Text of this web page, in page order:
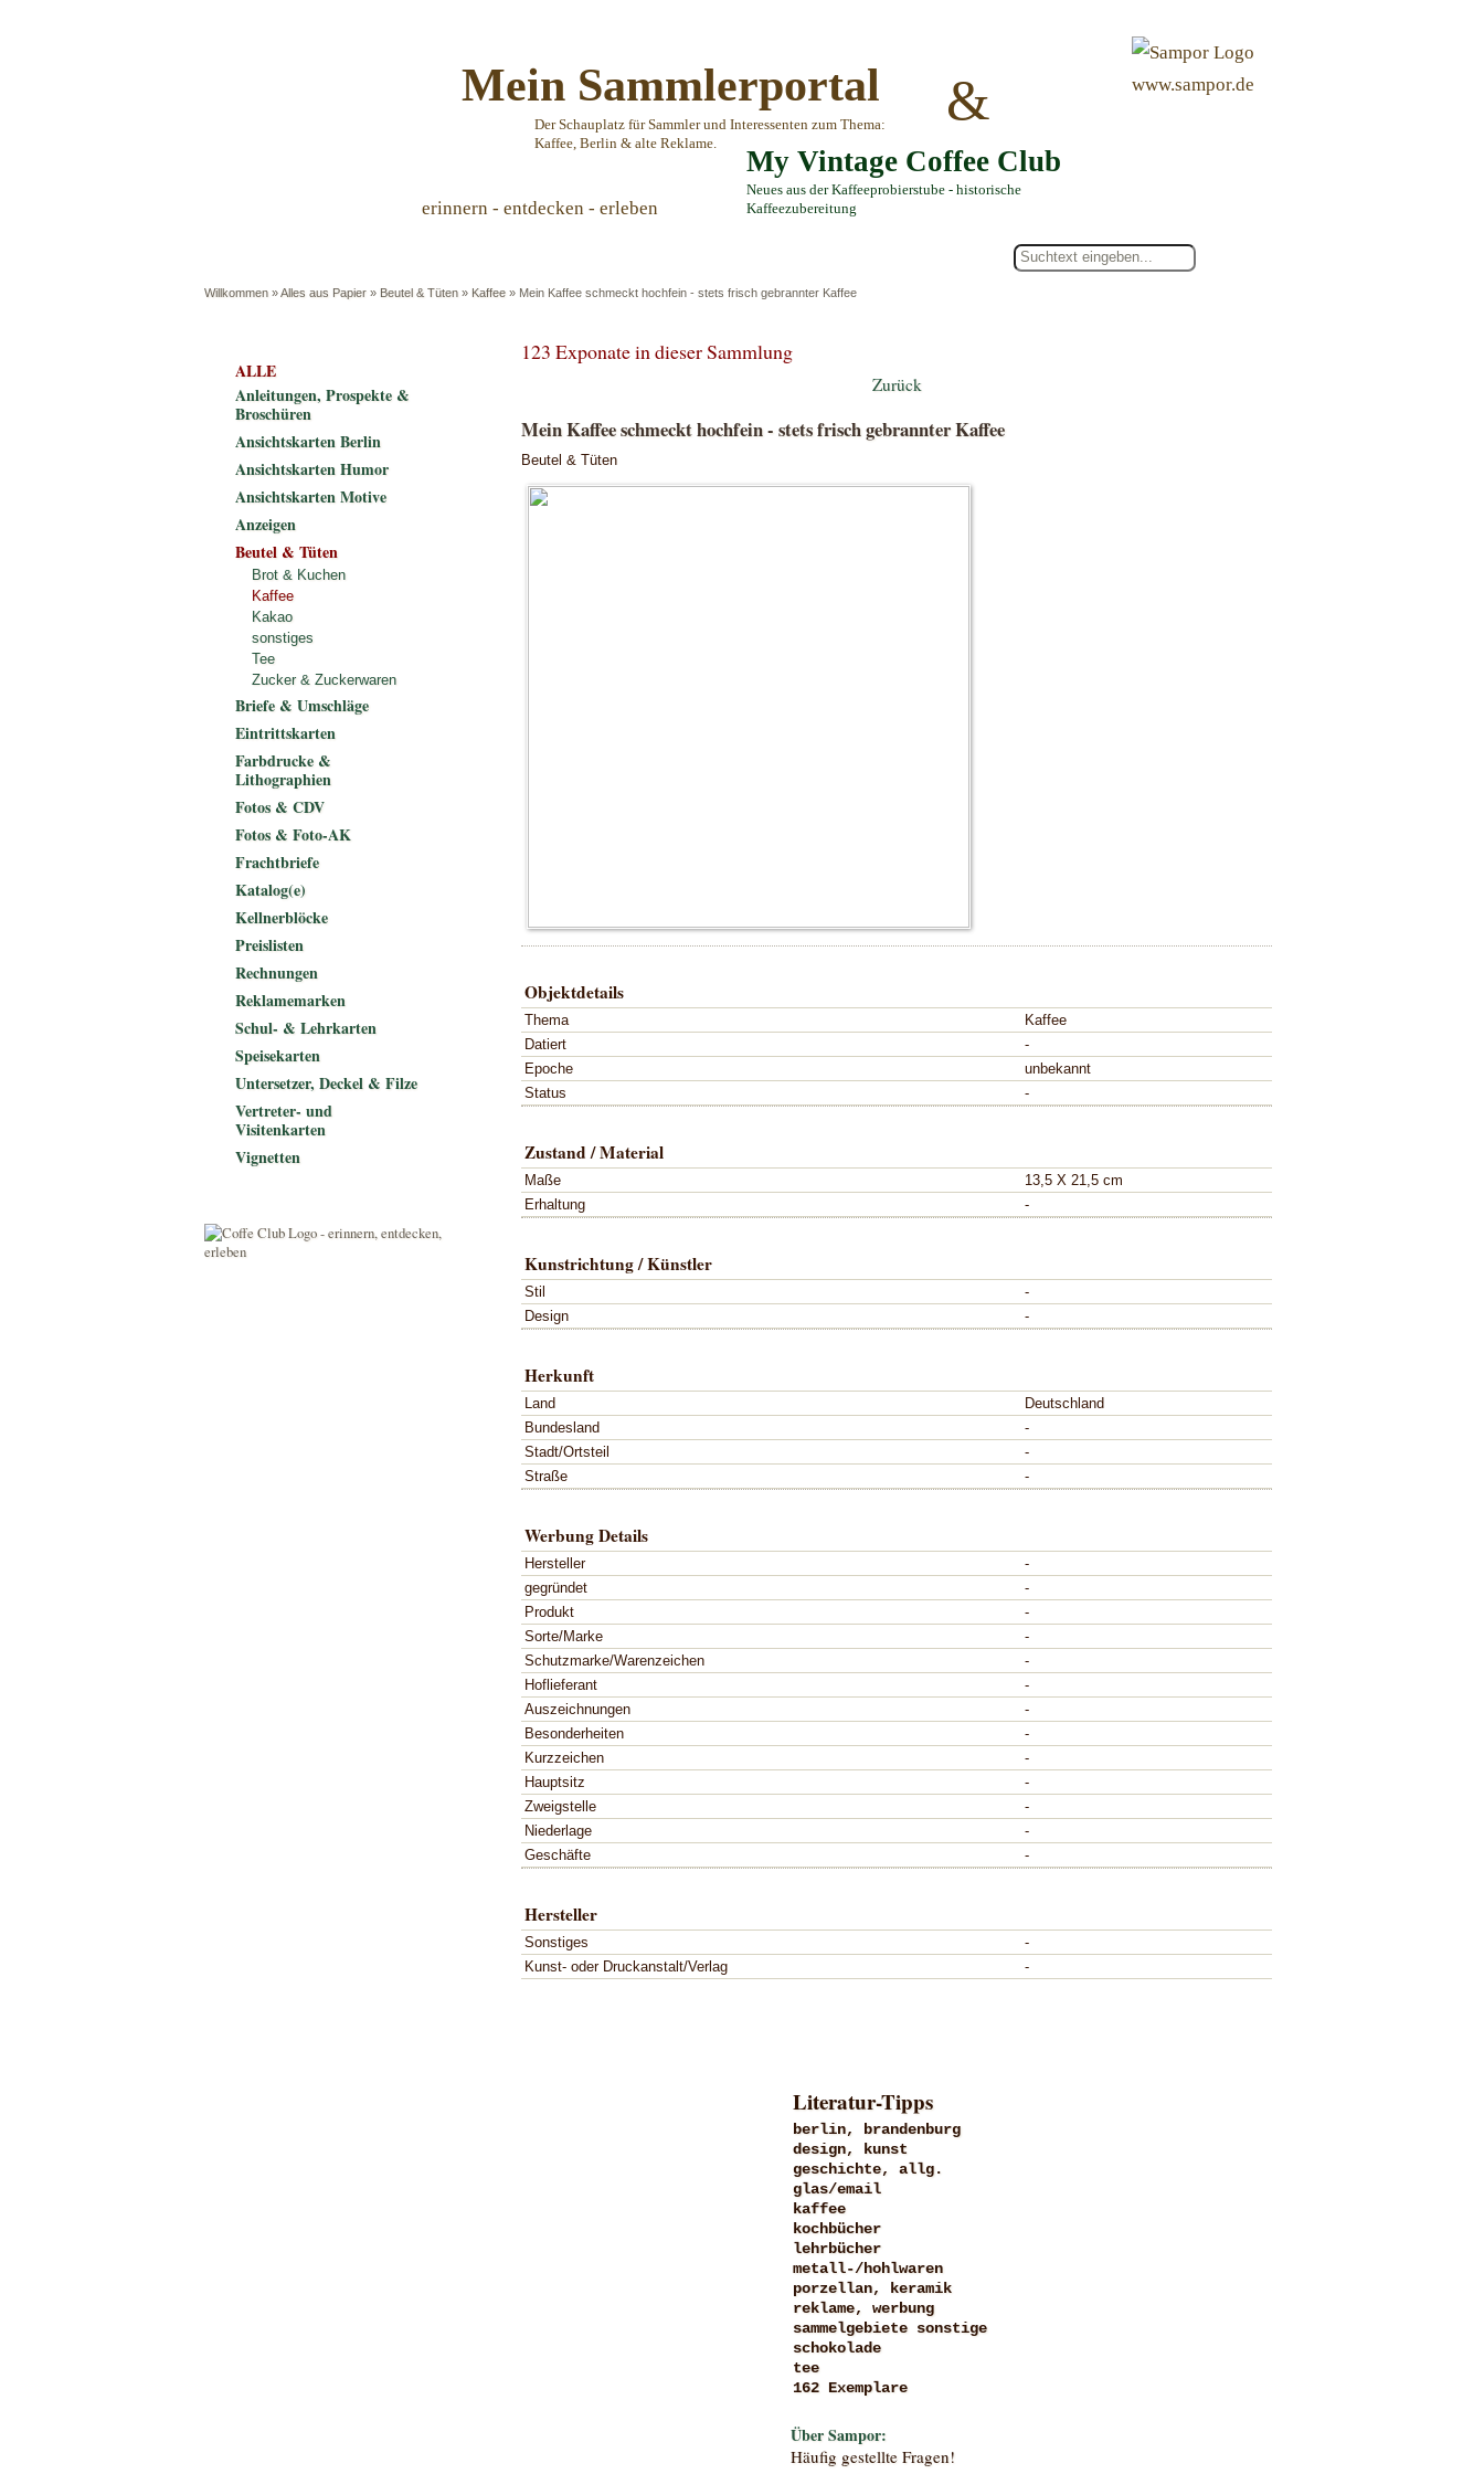
Mein Sammlerportal
Der Schauplatz für Sammler und Interessenten zum Thema:
Kaffee, Berlin & alte Reklame.
&
My Vintage Coffee Club
Neues aus der Kaffeeprobierstube - historische
Kaffeezubereitung
www.sampor.de
erinnern - entdecken - erleben
Willkommen »Alles aus Papier » Beutel & Tüten » Kaffee » Mein Kaffee schmeckt hochfein - stets frisch gebrannter Kaffee
123 Exponate in dieser Sammlung
Zurück
Mein Kaffee schmeckt hochfein - stets frisch gebrannter Kaffee
Beutel & Tüten
Objektdetails
Thema
Kaffee
Datiert
-
Epoche
unbekannt
Status
-
Zustand / Material
Maße
13,5 X 21,5 cm
Erhaltung
-
Kunstrichtung / Künstler
Stil
-
Design
-
Herkunft
Land
Deutschland
Bundesland
-
Stadt/Ortsteil
-
Straße
-
Werbung Details
Hersteller
-
gegründet
-
Produkt
-
Sorte/Marke
-
Schutzmarke/Warenzeichen
-
Hoflieferant
-
Auszeichnungen
-
Besonderheiten
-
Kurzzeichen
-
Hauptsitz
-
Zweigstelle
-
Niederlage
-
Geschäfte
-
Hersteller
Sonstiges
-
Kunst- oder Druckanstalt/Verlag
-
ALLE
Anleitungen, Prospekte &
Broschüren
Ansichtskarten Berlin
Ansichtskarten Humor
Ansichtskarten Motive
Anzeigen
Beutel & Tüten
Brot & Kuchen
Kaffee
Kakao
sonstiges
Tee
Zucker & Zuckerwaren
Briefe & Umschläge
Eintrittskarten
Farbdrucke &
Lithographien
Fotos & CDV
Fotos & Foto-AK
Frachtbriefe
Katalog(e)
Kellnerblöcke
Preislisten
Rechnungen
Reklamemarken
Schul- & Lehrkarten
Speisekarten
Untersetzer, Deckel & Filze
Vertreter- und
Visitenkarten
Vignetten
Literatur-Tipps
berlin, brandenburg
design, kunst
geschichte, allg.
glas/email
kaffee
kochbücher
lehrbücher
metall-/hohlwaren
porzellan, keramik
reklame, werbung
sammelgebiete sonstige
schokolade
tee
162 Exemplare
Über Sampor:
Häufig gestellte Fragen!